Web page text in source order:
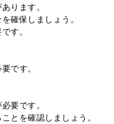
ります。
確保しましょう。
す。
です。
要です。
とを確認しましょう。